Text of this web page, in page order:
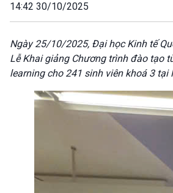
14:42 30/10/2025
Ngày 25/10/2025, Đại học Kinh tế
Lễ Khai giảng Chương trình đào tạo
learning cho 241 sinh viên khoá 3 tại